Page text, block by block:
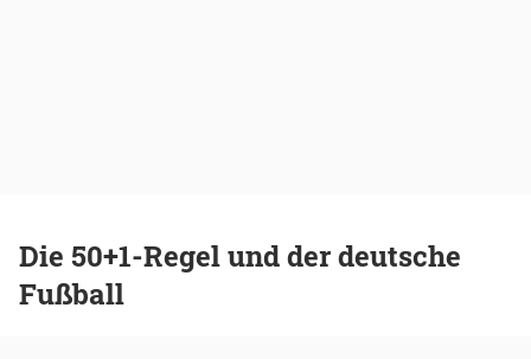
Die 50+1-Regel und der deutsche
Fußball